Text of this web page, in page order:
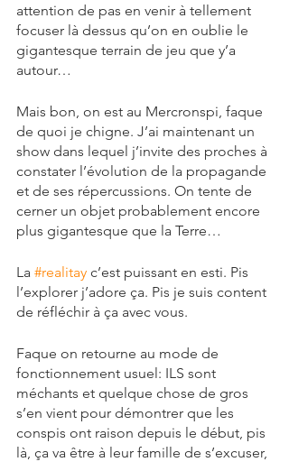
attention de pas en venir à tellement
focuser là dessus qu’on en oublie le
gigantesque terrain de jeu que y’a
autour…
Mais bon, on est au Mercronspi, faque
de quoi je chigne. J’ai maintenant un
show dans lequel j’invite des proches à
constater l’évolution de la propagande
et de ses répercussions. On tente de
cerner un objet probablement encore
plus gigantesque que la Terre…
La #realitay c’est puissant en esti. Pis
l’explorer j’adore ça. Pis je suis content
de réfléchir à ça avec vous.
Faque on retourne au mode de
fonctionnement usuel: ILS sont
méchants et quelque chose de gros
s’en vient pour démontrer que les
conspis ont raison depuis le début, pis
là, ça va être à leur famille de s’excuser,